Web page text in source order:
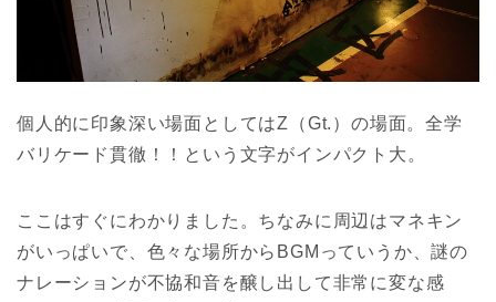
個人的に印象深い場面としてはZ（Gt.）の場面。全学
バリケード貫徹！！という文字がインパクト大。
ここはすぐにわかりました。ちなみに周辺はマネキン
がいっぱいで、色々な場所からBGMっていうか、謎の
ナレーションが不協和音を醸し出して非常に変な感